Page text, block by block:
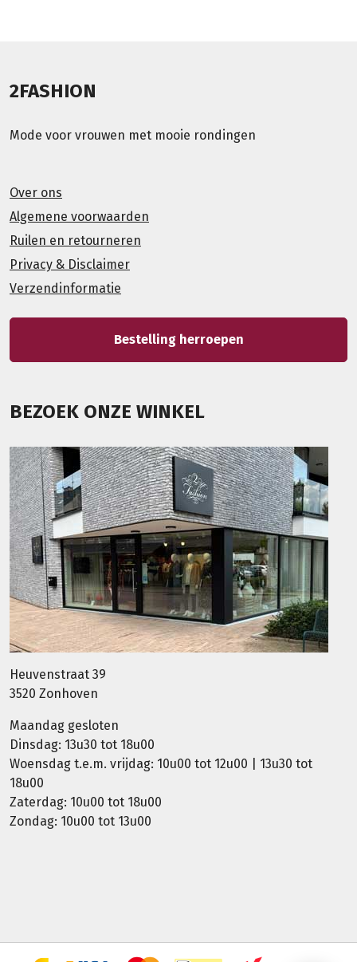
2FASHION
Mode voor vrouwen met mooie rondingen
Over ons
Algemene voorwaarden
Ruilen en retourneren
Privacy & Disclaimer
Verzendinformatie
Bestelling herroepen
BEZOEK ONZE WINKEL
Heuvenstraat 39
3520 Zonhoven
Maandag gesloten
Dinsdag: 13u30 tot 18u00
Woensdag t.e.m. vrijdag: 10u00 tot 12u00 | 13u30 tot
18u00
Zaterdag: 10u00 tot 18u00
Zondag: 10u00 tot 13u00